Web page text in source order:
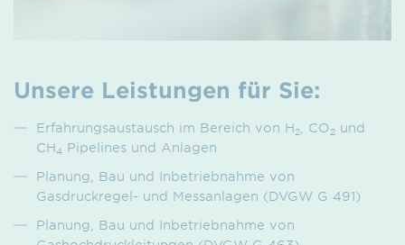
Unsere Leistungen für Sie:
Erfahrungsaustausch im Bereich von H2 , CO2 und
CH4 Pipelines und Anlagen
Planung, Bau und Inbetriebnahme von
Gasdruckregel- und Messanlagen (DVGW G 491)
Planung, Bau und Inbetriebnahme von